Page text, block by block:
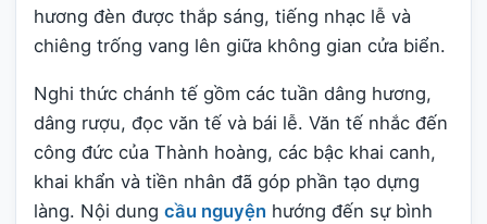
hương đèn được thắp sáng, tiếng nhạc lễ và
chiêng trống vang lên giữa không gian cửa biển.
Nghi thức chánh tế gồm các tuần dâng hương,
dâng rượu, đọc văn tế và bái lễ. Văn tế nhắc đến
công đức của Thành hoàng, các bậc khai canh,
khai khẩn và tiền nhân đã góp phần tạo dựng
làng. Nội dung cầu nguyện hướng đến sự bình